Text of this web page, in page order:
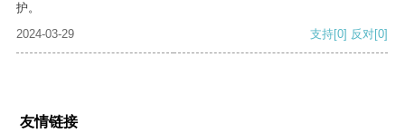
护。
2024-03-29
支持[0] 反对[0]
友情链接